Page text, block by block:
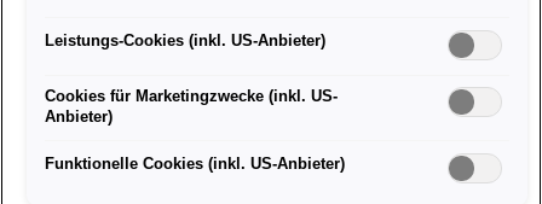
Diese leichte Aluminium-Trinkflasche mit Karabiner ist Ihr
gleichwertiges Datenschutzniveau und es fehlt an einem
Angemessenheitsbeschluss der Europäischen Kommission. Hieraus
Betroffener in den USA nicht wirksam durchsetzen können, in den
USA keine Datenschutzgrundsätze bestehen, und weil nicht
Sicherheitsbehörden einen Zugriff auf Daten erlangen können, wobei
Eingriffe in Ihre persönlichen Rechte und Freiheiten nicht auf das
Leistungs-Cookies (inkl. US-Anbieter)
Cookies für Marketingzwecke (inkl. US-
Anbieter)
Funktionelle Cookies (inkl. US-Anbieter)